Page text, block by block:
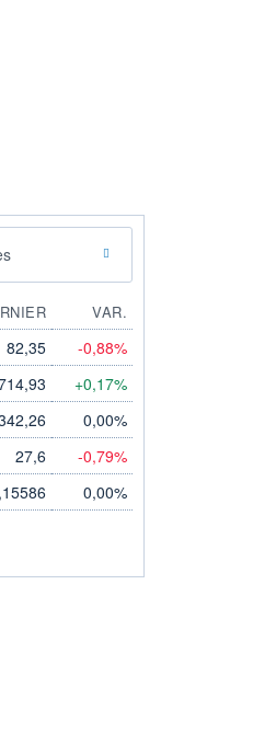
VAR.
82,35 -0,88%
+0,17%
0,00%
27,6 -0,79%
0,00%